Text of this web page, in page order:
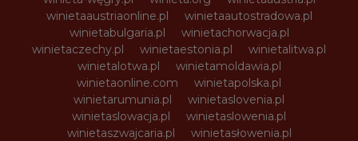
winietaaustriaonline.pl
winietaautostradowa.pl
winietabulgaria.pl
winietachorwacja.pl
winietaczechy.pl
winietaestonia.pl
winietalitwa.pl
winietalotwa.pl
winietamoldawia.pl
winietaonline.com
winietapolska.pl
winietarumunia.pl
winietaslovenia.pl
winietaslowacja.pl
winietaslowenia.pl
winietaszwajcaria.pl
winietasłowenia.pl